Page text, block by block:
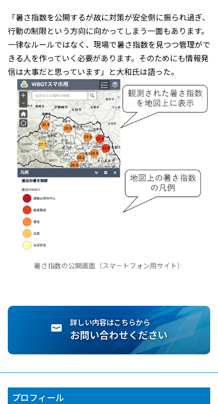
「暑さ指数を公開するが故に対策が安全側に振られ過ぎ、
行動の制限という方向に向かってしまう一面もあります。
一律なルールではなく、現場で暑さ指数を見つつ管理がで
きる人を作っていく必要があります。そのためにも情報発
信は大事だと思っています」と大和氏は語った。
暑さ指数の公開画面（スマートフォン用サイト）
詳しい内容はこちらから
お問い合わせください
プロフィール